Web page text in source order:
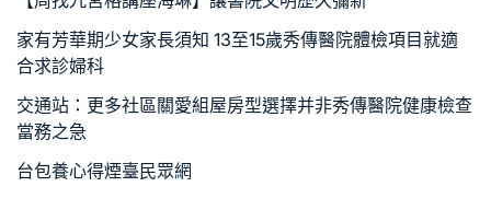
家有芳華期少女家長須知 13至15歲秀傳醫院體檢項目就適
合求診婦科
交通站：更多社區關愛組屋房型選擇并非秀傳醫院健康檢查
當務之急
台包養心得煙臺民眾網